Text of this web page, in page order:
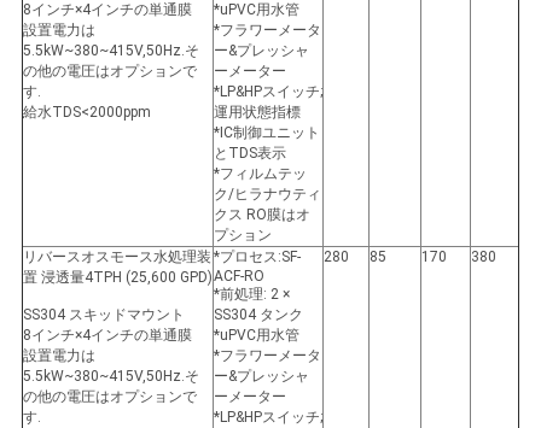
8インチ×4インチの単通膜
設置電力は
5.5kW~380~415V,50Hz.そ
の他の電圧はオプションで
す.
給水TDS<2000ppm
*uPVC用水管
*フラワーメータ
ー&プレッシャ
ーメーター
*LP&HPスイッチ;
運用状態指標
*IC制御ユニット
とTDS表示
*フィルムテッ
ク/ヒラナウティ
クス RO膜はオ
プション
リバースオスモース水処理装
置 浸透量4TPH (25,600 GPD)
SS304 スキッドマウント
8インチ×4インチの単通膜
設置電力は
5.5kW~380~415V,50Hz.そ
の他の電圧はオプションで
す.
*プロセス:SF-
ACF-RO
*前処理: 2 ×
SS304 タンク
*uPVC用水管
*フラワーメータ
ー&プレッシャ
ーメーター
*LP&HPスイッチ;
280 85 170 380